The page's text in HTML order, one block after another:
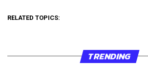
RELATED TOPICS:
TRENDING